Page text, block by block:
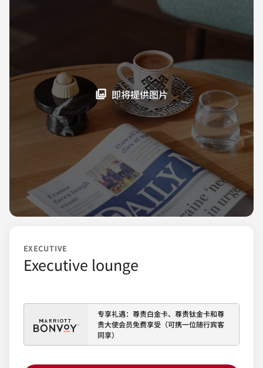
即将提供图片
EXECUTIVE
Executive lounge
专享礼遇：尊贵白金卡、尊贵钛金卡和尊
贵大使会员免费享受（可携一位随行宾客
同享）